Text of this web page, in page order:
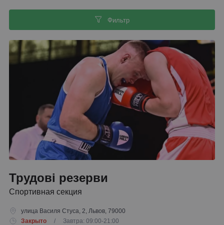
Фильтр
Трудові резерви
Спортивная секция
улица Василя Стуса, 2, Львов, 79000
Закрыто
/ Завтра: 09:00-21:00